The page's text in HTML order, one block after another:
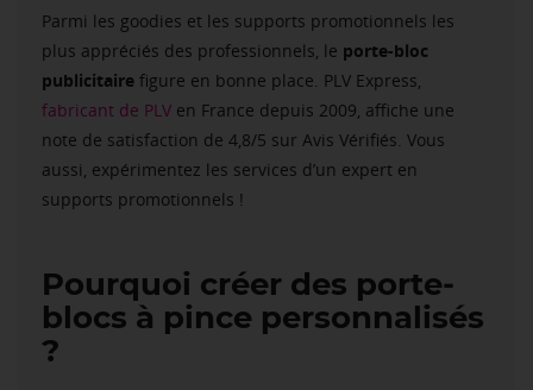
Parmi les goodies et les supports promotionnels les
plus appréciés des professionnels, le porte-bloc
publicitaire figure en bonne place. PLV Express,
fabricant de PLV en France depuis 2009, affiche une
note de satisfaction de 4,8/5 sur Avis Vérifiés. Vous
aussi, expérimentez les services d’un expert en
supports promotionnels !
Pourquoi créer des porte-
blocs à pince personnalisés
?